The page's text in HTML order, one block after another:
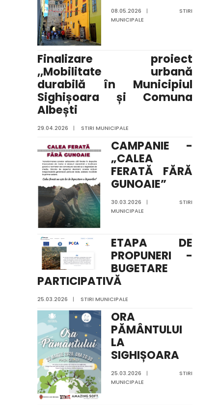
08.05.2026 |
STIRI
MUNICIPALE
Finalizare proiect
,,Mobilitate urbană
durabilă în Municipiul
Sighișoara și Comuna
Albești
29.04.2026 | STIRI MUNICIPALE
CAMPANIE -
„CALEA
FERATĂ FĂRĂ
GUNOAIE”
30.03.2026 |
STIRI
MUNICIPALE
ETAPA DE
PROPUNERI -
BUGETARE
PARTICIPATIVĂ
25.03.2026 | STIRI MUNICIPALE
ORA
PĂMÂNTULUI
LA
SIGHIȘOARA
25.03.2026 |
STIRI
MUNICIPALE